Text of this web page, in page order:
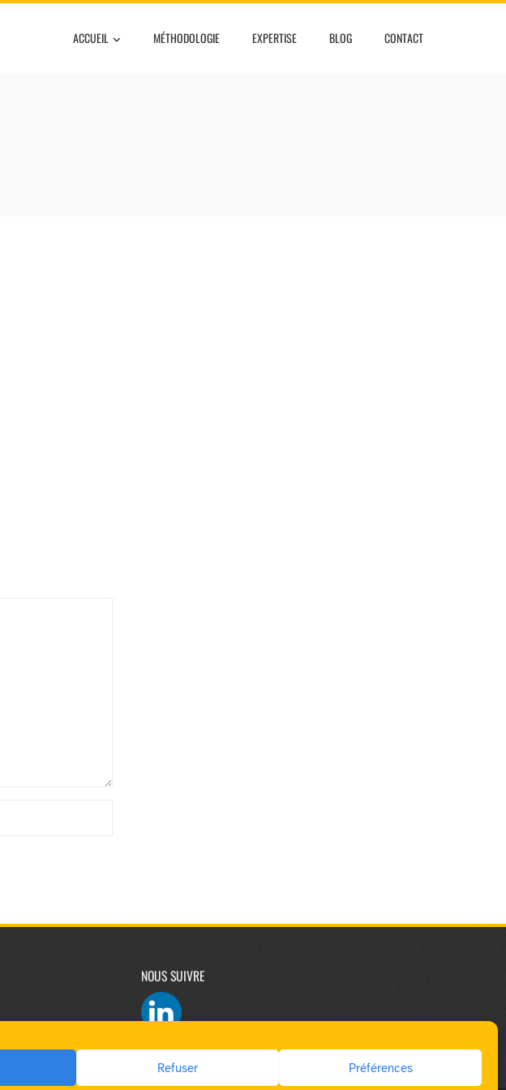
Refuser Préférences
ACCUEIL MÉTHODOLOGIE EXPERTISE BLOG CONTACT
NOUS SUIVRE